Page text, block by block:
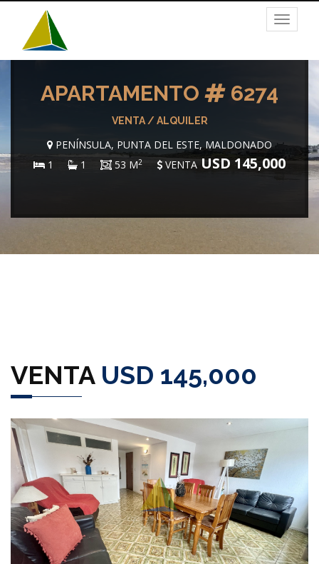
Toggle
APARTAMENTO 6274
VENTA / ALQUILER
PENÍNSULA, PUNTA DEL ESTE, MALDONADO
1
1 53 M2 VENTAUSD 145,000
VENTAUSD 145,000